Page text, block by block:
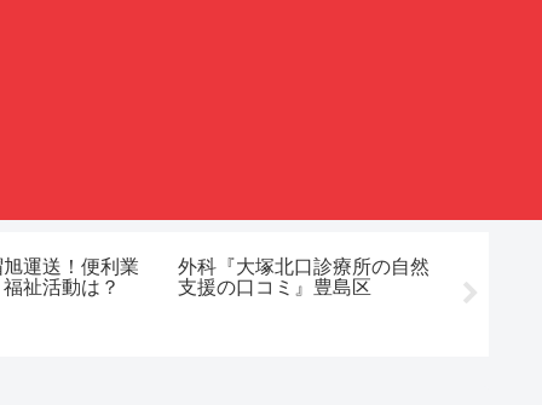
運送！便利業
祉活動は？
外科『大塚北口診療所の自然
支援の口コミ』豊島区 建設業
クリー